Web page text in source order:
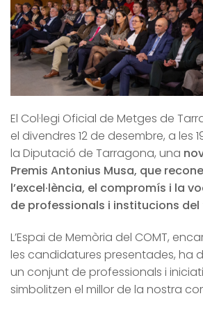
El Col·legi Oficial de Metges de
el divendres 12 de desembre, a les
la Diputació de Tarragona, una
Premis Antonius Musa, que
l’excel·lència, el compromís i la
de professionals i institucions
L’Espai de Memòria del COMT,
les candidatures presentades, ha
un conjunt de professionals i
simbolitzen el millor de la nostra